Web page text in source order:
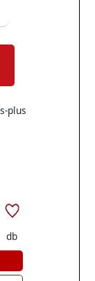
plus
db